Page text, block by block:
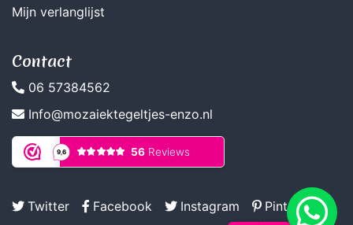
Mijn verlanglijst
Contact
06 57384562
Info@mozaiektegeltjes-enzo.nl
Twitter Facebook Instagram Pinterest